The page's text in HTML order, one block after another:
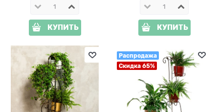
КУПИТЬ КУПИТЬ
Распродажа
Скидка 65%